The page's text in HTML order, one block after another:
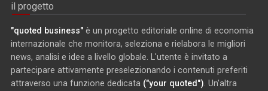
il progetto
"quoted business" è un progetto editoriale online di economia
internazionale che monitora, seleziona e rielabora le migliori
news, analisi e idee a livello globale. L'utente è invitato a
partecipare attivamente preselezionando i contenuti preferiti
attraverso una funzione dedicata ("your quoted"). Un'altra